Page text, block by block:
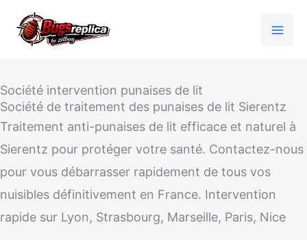
Société intervention punaises de lit
Société de traitement des punaises de lit Sierentz
Traitement anti-punaises de lit efficace et naturel à
Sierentz pour protéger votre santé. Contactez-nous
pour vous débarrasser rapidement de tous vos
nuisibles définitivement en France. Intervention
rapide sur Lyon, Strasbourg, Marseille, Paris, Nice